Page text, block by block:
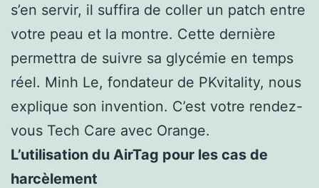
s’en servir, il suffira de coller un patch entre
votre peau et la montre. Cette dernière
permettra de suivre sa glycémie en temps
réel. Minh Le, fondateur de PKvitality, nous
explique son invention. C’est votre rendez-
vous Tech Care avec Orange.
L’utilisation du AirTag pour les cas de
harcèlement